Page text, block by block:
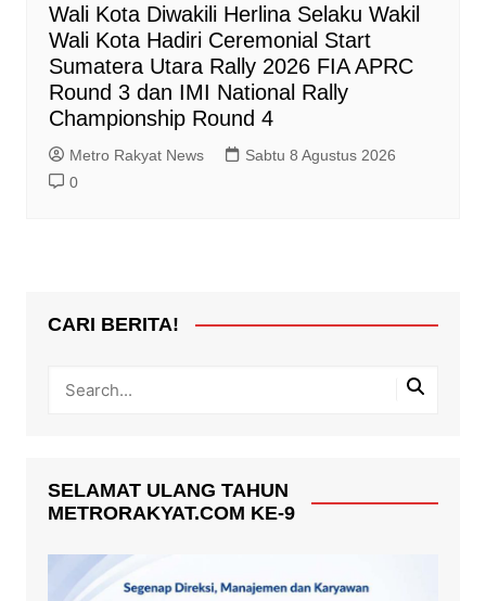
Wali Kota Diwakili Herlina Selaku Wakil
Wali Kota Hadiri Ceremonial Start
Sumatera Utara Rally 2026 FIA APRC
Round 3 dan IMI National Rally
Championship Round 4
Metro Rakyat News
Sabtu 8 Agustus 2026
0
CARI BERITA!
SELAMAT ULANG TAHUN
METRORAKYAT.COM KE-9